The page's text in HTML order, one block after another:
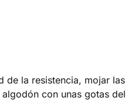
de la resistencia, mojar las
con unas gotas del